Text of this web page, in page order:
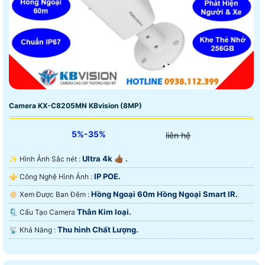
Camera KX-C8205MN KBvision (8MP)
5%-35% liên hệ
✨ Hình Ảnh Sắc nét : Ultra 4k 👍🏾 .
⚜️ Công Nghệ Hình Ảnh : IP POE.
🔅 Xem Được Ban Đêm : Hồng Ngoại 60m Hồng Ngoại Smart IR.
🗜️ Cấu Tạo Camera Thân Kim loại.
️📡 Khả Năng : Thu hình Chất Lượng.